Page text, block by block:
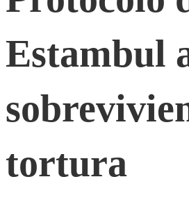
basado
en
de
Estambul
tortura